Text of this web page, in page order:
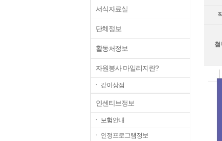
서식자료실
단체정보
활동처정보
자원봉사 마일리지란?
ㆍ 같이상점
인센티브정보
ㆍ 보험안내
ㆍ 인정프로그램정보
첨